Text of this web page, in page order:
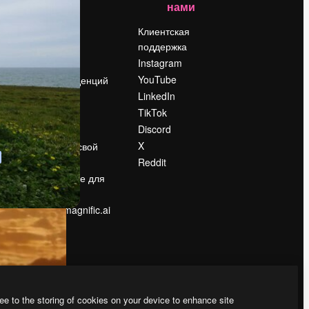
Поиск тенденций
Блог
События
Slidesgo
Продайте свой
контент
Помещение для
прессы
Ищете magnific.ai
нами
Клиентская
поддержка
Instagram
YouTube
LinkedIn
TikTok
Discord
X
Reddit
to the storing of cookies on your device to enhance site